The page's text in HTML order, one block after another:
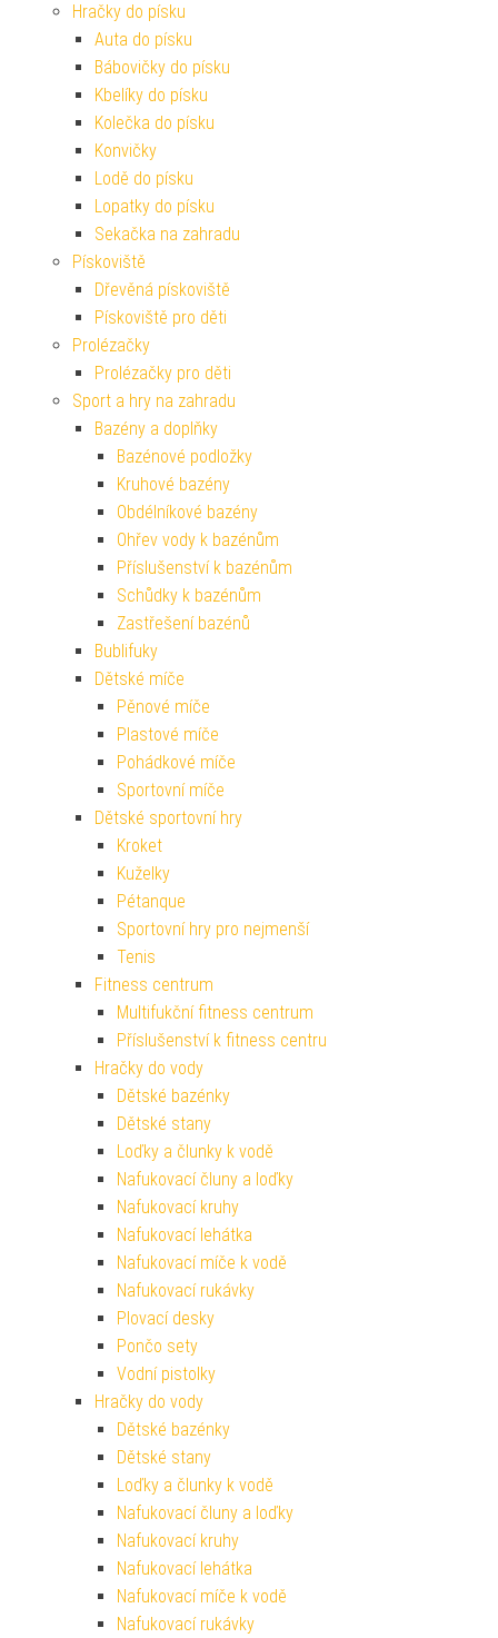
Hračky do písku
Auta do písku
Bábovičky do písku
Kbelíky do písku
Kolečka do písku
Konvičky
Lodě do písku
Lopatky do písku
Sekačka na zahradu
Pískoviště
Dřevěná pískoviště
Pískoviště pro děti
Prolézačky
Prolézačky pro děti
Sport a hry na zahradu
Bazény a doplňky
Bazénové podložky
Kruhové bazény
Obdélníkové bazény
Ohřev vody k bazénům
Příslušenství k bazénům
Schůdky k bazénům
Zastřešení bazénů
Bublifuky
Dětské míče
Pěnové míče
Plastové míče
Pohádkové míče
Sportovní míče
Dětské sportovní hry
Kroket
Kuželky
Pétanque
Sportovní hry pro nejmenší
Tenis
Fitness centrum
Multifukční fitness centrum
Příslušenství k fitness centru
Hračky do vody
Dětské bazénky
Dětské stany
Loďky a člunky k vodě
Nafukovací čluny a loďky
Nafukovací kruhy
Nafukovací lehátka
Nafukovací míče k vodě
Nafukovací rukávky
Plovací desky
Pončo sety
Vodní pistolky
Hračky do vody
Dětské bazénky
Dětské stany
Loďky a člunky k vodě
Nafukovací čluny a loďky
Nafukovací kruhy
Nafukovací lehátka
Nafukovací míče k vodě
Nafukovací rukávky